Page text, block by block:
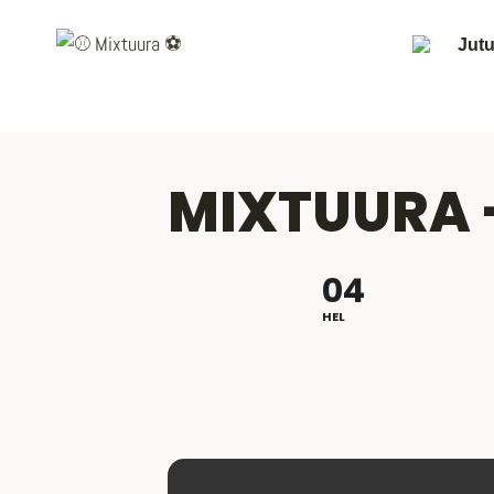
sisältöön
MIXTUURA
04
HEL